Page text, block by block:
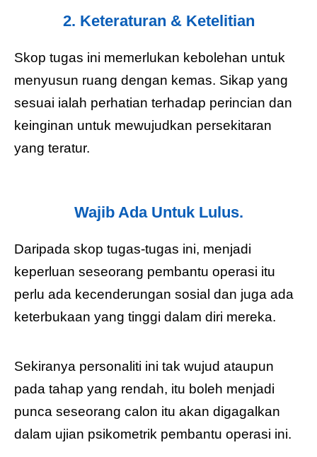
2. Keteraturan & Ketelitian
Skop tugas ini memerlukan kebolehan untuk
menyusun ruang dengan kemas. Sikap yang
sesuai ialah perhatian terhadap perincian dan
keinginan untuk mewujudkan persekitaran
yang teratur.
Wajib Ada Untuk Lulus.
Daripada skop tugas-tugas ini, menjadi
keperluan seseorang pembantu operasi itu
perlu ada kecenderungan sosial dan juga ada
keterbukaan yang tinggi dalam diri mereka.
Sekiranya personaliti ini tak wujud ataupun
pada tahap yang rendah, itu boleh menjadi
punca seseorang calon itu akan digagalkan
dalam ujian psikometrik pembantu operasi ini.